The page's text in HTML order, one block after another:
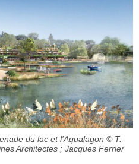
du lac et l'Aqualagon © T.
Architectes ; Jacques Ferrier